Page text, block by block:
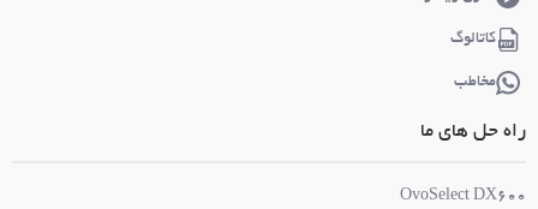
کاتالوگ
مخاطب
راه حل های ما
OvoSelect DX600